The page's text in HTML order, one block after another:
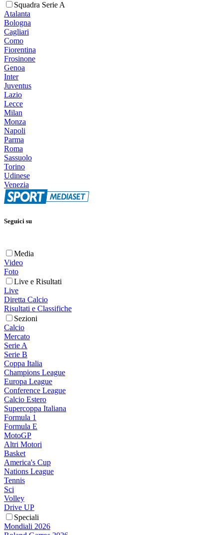
Squadra Serie A
Atalanta
Bologna
Cagliari
Como
Fiorentina
Frosinone
Genoa
Inter
Juventus
Lazio
Lecce
Milan
Monza
Napoli
Parma
Roma
Sassuolo
Torino
Udinese
Venezia
Seguici su
Media
Video
Foto
Live e Risultati
Live
Diretta Calcio
Risultati e Classifiche
Sezioni
Calcio
Mercato
Serie A
Serie B
Coppa Italia
Champions League
Europa League
Conference League
Calcio Estero
Supercoppa Italiana
Formula 1
Formula E
MotoGP
Altri Motori
Basket
America's Cup
Nations League
Tennis
Sci
Volley
Drive UP
Speciali
Mondiali 2026